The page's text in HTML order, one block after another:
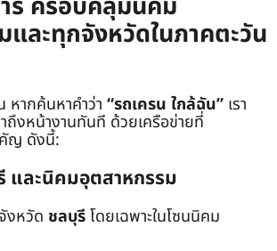
ละทุกจังหวัดในภาคตะวัน
หากค้นหาคำว่า “รถเครน ใกล้ฉัน” เรา
ถึงหน้างานทันที ด้วยเครือข่ายที่
ญ ดังนี้:
และนิคมอุตสาหกรรม
งหวัด ชลบุรีโดยเฉพาะในโซนนิคม